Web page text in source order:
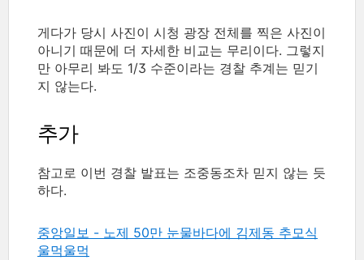
게다가 당시 사진이 시청 광장 전체를 찍은 사진이
아니기 때문에 더 자세한 비교는 무리이다. 그렇지
만 아무리 봐도 1/3 수준이라는 경찰 추계는 믿기
지 않는다.
추가
참고로 이번 경찰 발표는 조중동조차 믿지 않는 듯
하다.
중앙일보 - 노제 50만 눈물바다에 김제동 추모식
울먹울먹